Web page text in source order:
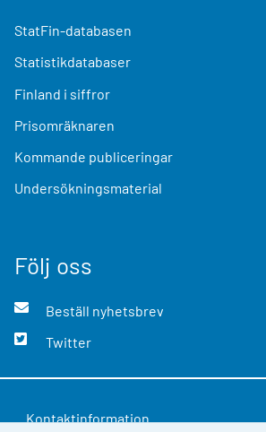
StatFin-databasen
Statistikdatabaser
Finland i siffror
Prisomräknaren
Kommande publiceringar
Undersökningsmaterial
Följ oss
Beställ nyhetsbrev
Twitter
Kontaktinformation